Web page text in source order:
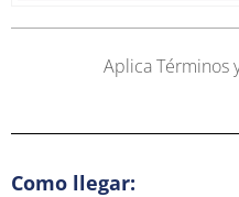
Aplica Términos
Como llegar: